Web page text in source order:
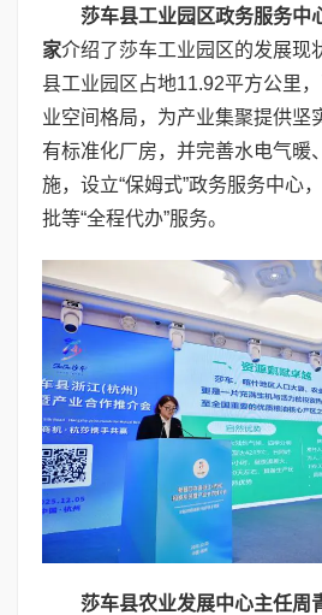
莎车县工业园区政务服务中
家介绍了莎车工业园区的发展现
县工业园区占地11.92平方公里，
业空间格局，为产业集聚提供坚
有标准化厂房，并完善水电气暖
施，设立“保姆式”政务服务中心
批等“全程代办”服务。
莎车县农业发展中心主任周